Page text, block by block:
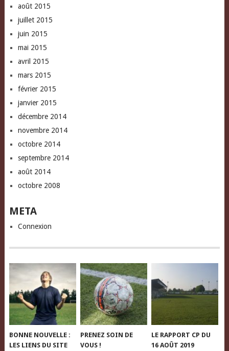
août 2015
juillet 2015
juin 2015
mai 2015
avril 2015
mars 2015
février 2015
janvier 2015
décembre 2014
novembre 2014
octobre 2014
septembre 2014
août 2014
octobre 2008
META
Connexion
BONNE NOUVELLE :
LES LIENS DU SITE
PRENEZ SOIN DE
VOUS !
LE RAPPORT CP DU
16 AOÛT 2019